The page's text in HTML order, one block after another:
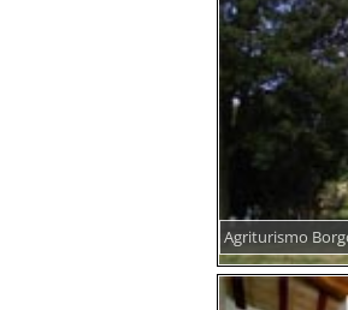
Agriturismo